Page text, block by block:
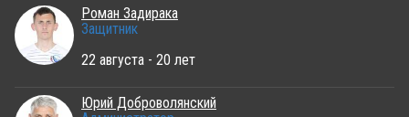
Роман Задирака
Защитник
22 августа - 20 лет
Юрий Доброволянский